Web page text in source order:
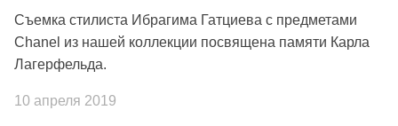
Съемка стилиста Ибрагима Гатциева с предметами
Chanel из нашей коллекции посвящена памяти Карла
Лагерфельда.
10 апреля 2019